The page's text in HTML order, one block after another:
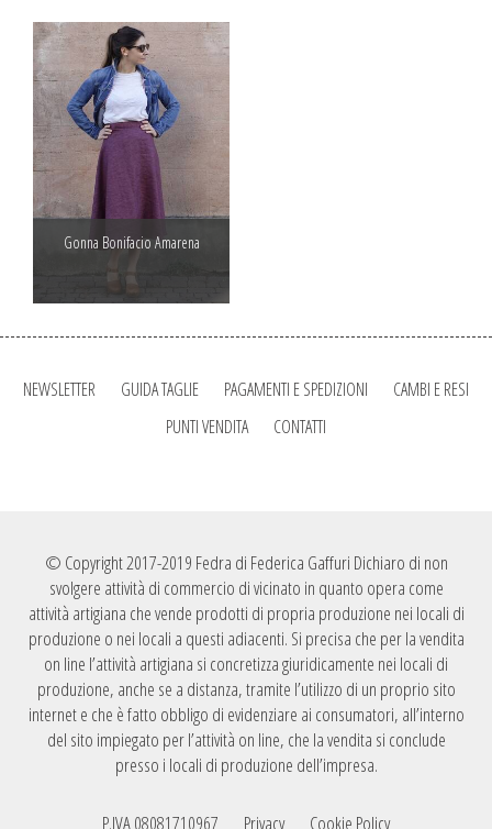
Gonna Bonifacio Amarena
NEWSLETTER GUIDA TAGLIE PAGAMENTI E SPEDIZIONI
CAMBI E RESI
PUNTI VENDITA
CONTATTI
© Copyright 2017-2019 Fedra di Federica Gaffuri Dichiaro di non
svolgere attività di commercio di vicinato in quanto opera come
attività artigiana che vende prodotti di propria produzione nei locali di
produzione o nei locali a questi adiacenti. Si precisa che per la vendita
on line l’attività artigiana si concretizza giuridicamente nei locali di
produzione, anche se a distanza, tramite l’utilizzo di un proprio sito
internet e che è fatto obbligo di evidenziare ai consumatori, all’interno
del sito impiegato per l’attività on line, che la vendita si conclude
presso i locali di produzione dell’impresa.
P.IVA 08081710967 Privacy Cookie Policy